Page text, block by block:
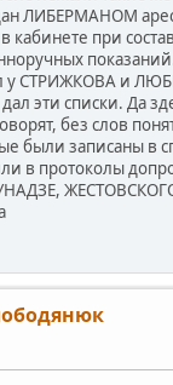
ЛИБЕРМАНОМ
при
у СТРИЖКОВА и
эти списки. Да
без слов
были записаны в
в протоколы